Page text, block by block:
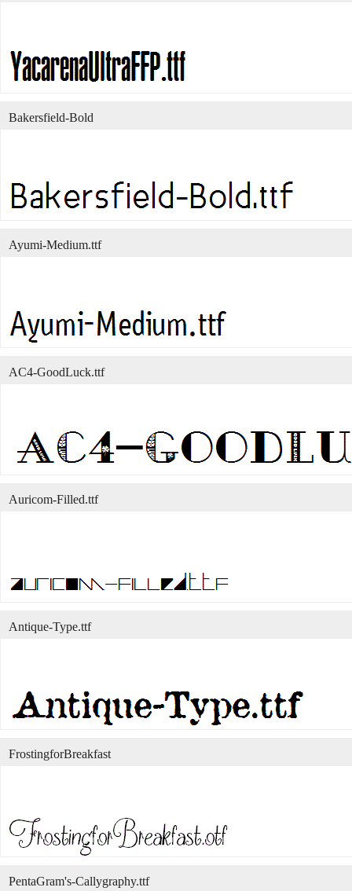
Bakersfield-Bold
Ayumi-Medium.ttf
AC4-GoodLuck.ttf
Auricom-Filled.ttf
Antique-Type.ttf
FrostingforBreakfast
PentaGram's-Callygraphy.ttf